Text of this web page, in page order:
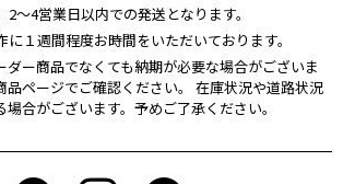
〜4営業日以内での発送となります。
１週間程度お時間をいただいております。
ダー商品でなくても納期が必要な場合がございま
品ページでご確認ください。 在庫状況や道路状況
合がございます。予めご了承ください。